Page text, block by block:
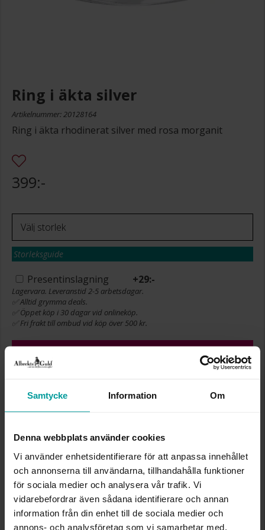
Samtycke Information Om
Denna webbplats använder cookies
Vi använder enhetsidentifierare för att anpassa innehållet
och annonserna till användarna, tillhandahålla funktioner
för sociala medier och analysera vår trafik. Vi
vidarebefordrar även sådana identifierare och annan
information från din enhet till de sociala medier och
annons- och analysföretag som vi samarbetar med.
Ring i äkta silver
Artikelnummer: 20128164
Ring i äkta rhodinerat silver med rosa morganit
399:-
Storleksguide
Presentinslagning +29:-
Lagervara. Leveranstid 2-5 arbetsdagar.
✅ Alltid grymma deals.
✅ Öppet köp i 30 dagar vid onlineköp.
✅ Fri frakt till ombud vid köp över 500 kr.
VÄLJ STORLEK FÖR ATT LÄGGA I
BREDD CA (MM)
1,4-10,7
VARUMÄRKE
Albrekts Guld
MATERIAL
Silver,Rhodinerat
STEN/PÄRLA
Morganit